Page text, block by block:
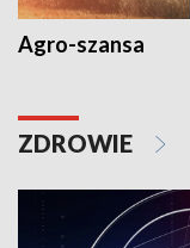
Agro-szansa
ZDROWIE